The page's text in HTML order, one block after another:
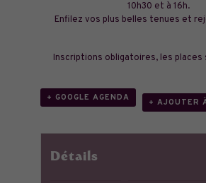
10h30 et à 16h.
Enfilez vos plus belles tenues et
Inscriptions obligatoires, les
+ GOOGLE AGENDA
+ AJOUTER
Détails